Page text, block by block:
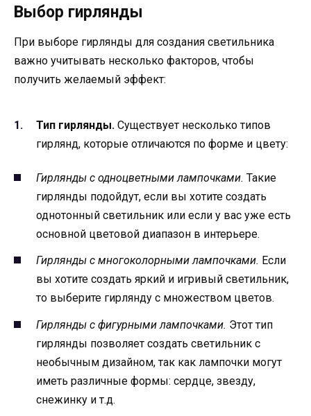
Выбор гирлянды
При выборе гирлянды для создания светильника
важно учитывать несколько факторов, чтобы
получить желаемый эффект:
Тип гирлянды. Существует несколько типов
гирлянд, которые отличаются по форме и цвету:
Гирлянды с одноцветными лампочками. Такие
гирлянды подойдут, если вы хотите создать
однотонный светильник или если у вас уже есть
основной цветовой диапазон в интерьере.
Гирлянды с многоколорными лампочками. Если
вы хотите создать яркий и игривый светильник,
то выберите гирлянду с множеством цветов.
Гирлянды с фигурными лампочками. Этот тип
гирлянды позволяет создать светильник с
необычным дизайном, так как лампочки могут
иметь различные формы: сердце, звезду,
снежинку и т.д.